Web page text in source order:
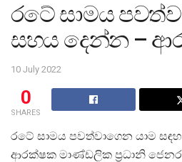
රටේ සාමය
සහය දෙන්න –
10 July 2022
0
SHARES
රටේ සාමය පවත්වාගෙන යාම
ආරක්ෂක මාණ්ඩලික ප්‍රධානි